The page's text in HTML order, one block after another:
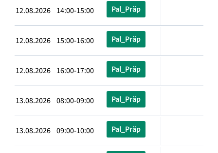
12.08.2026 14:00-15:00 Pal_Präp
12.08.2026 15:00-16:00 Pal_Präp
12.08.2026 16:00-17:00 Pal_Präp
13.08.2026 08:00-09:00 Pal_Präp
13.08.2026 09:00-10:00 Pal_Präp